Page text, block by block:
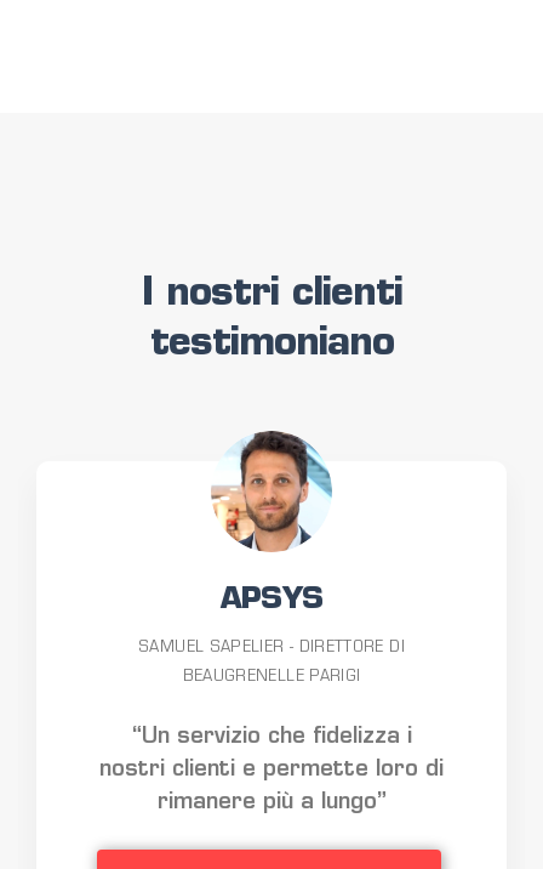
I nostri clienti
testimoniano
APSYS
SAMUEL SAPELIER - DIRETTORE DI
BEAUGRENELLE PARIGI
“Un servizio che fidelizza i
nostri clienti e permette loro di
rimanere più a lungo”